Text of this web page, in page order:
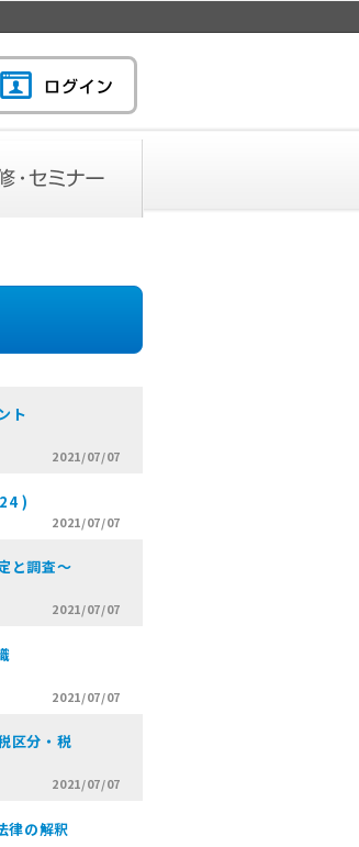
ト
2021/07/07
)
2021/07/07
と調査～
2021/07/07
2021/07/07
区分・税
2021/07/07
律の解釈